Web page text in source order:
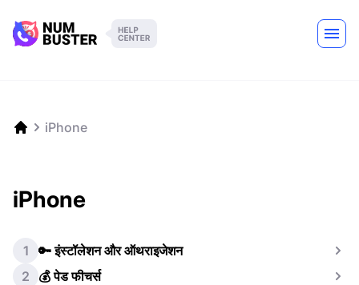
iPhone
iPhone
1
🔑 इंस्टॉलेशन और ऑथराइजेशन
2
💰 पेड फीचर्स